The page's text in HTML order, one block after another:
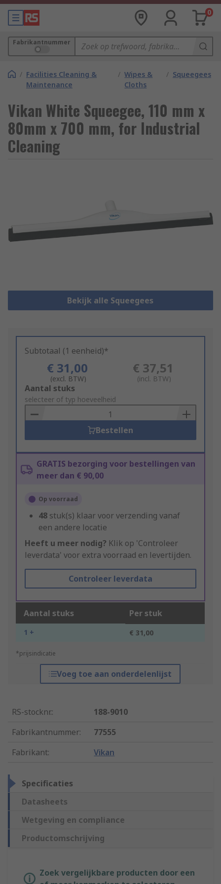
0
Fabrikantnummer
/ Facilities Cleaning &
Maintenance
/ Wipes &
Cloths
/ Squeegees
Vikan White Squeegee, 110 mm x
80mm x 700 mm, for Industrial
Cleaning
Bekijk alle Squeegees
Subtotaal (1 eenheid)*
€ 31,00
(excl. BTW)
€ 37,51
(incl. BTW)
Add
to
Basket
Aantal stuks
selecteer of typ hoeveelheid
Bestellen
GRATIS bezorging voor bestellingen van
meer dan € 90,00
Op voorraad
48 stuk(s) klaar voor verzending vanaf
een andere locatie
Heeft u meer nodig? Klik op 'Controleer
leverdata' voor extra voorraad en levertijden.
Controleer leverdata
Aantal stuks Per stuk
1 + € 31,00
*prijsindicatie
Voeg toe aan onderdelenlijst
RS-stocknr.:
188-9010
Fabrikantnummer:
77555
Fabrikant: Vikan
Specificaties
Datasheets
Wetgeving en compliance
Productomschrijving
Zoek vergelijkbare producten door een